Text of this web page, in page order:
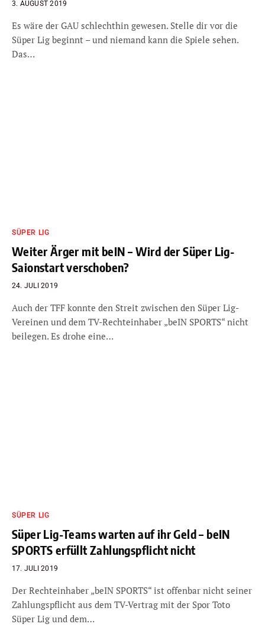
3. AUGUST 2019
Es wäre der GAU schlechthin gewesen. Stelle dir vor die
Süper Lig beginnt – und niemand kann die Spiele sehen.
Das…
SÜPER LIG
Weiter Ärger mit beIN – Wird der Süper Lig-
Saionstart verschoben?
24. JULI 2019
Auch der TFF konnte den Streit zwischen den Süper Lig-
Vereinen und dem TV-Rechteinhaber „beIN SPORTS“ nicht
beilegen. Es drohe eine…
SÜPER LIG
Süper Lig-Teams warten auf ihr Geld – beIN
SPORTS erfüllt Zahlungspflicht nicht
17. JULI 2019
Der Rechteinhaber „beIN SPORTS“ ist offenbar nicht seiner
Zahlungspflicht aus dem TV-Vertrag mit der Spor Toto
Süper Lig und dem…